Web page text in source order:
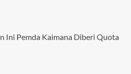
Ini Pemda Kaimana Diberi Quota